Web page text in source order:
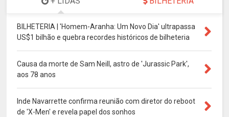
BILHETERIA | 'Homem-Aranha: Um Novo Dia' ultrapassa
US$1 bilhão e quebra recordes históricos de bilheteria
Causa da morte de Sam Neill, astro de 'Jurassic Park',
aos 78 anos
Inde Navarrette confirma reunião com diretor do reboot
de 'X-Men' e revela papel dos sonhos